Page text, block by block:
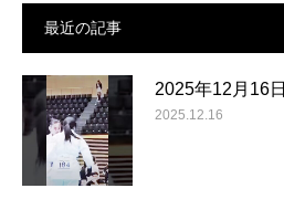
最近の記事
2025年12月16日
2025.12.16